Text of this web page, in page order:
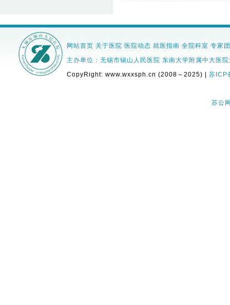
网站首页 关于医院 医院动态 就医指南 全院科室 专家
主办单位：无锡市锡山人民医院 东南大学附属中大医
CopyRight: www.wxxsph.cn (2008～2025) | 苏ICP
苏公